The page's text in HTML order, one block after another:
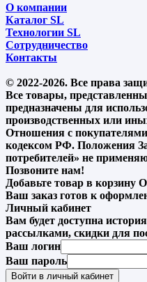
О компании
Каталог SL
Технологии SL
Сотрудничество
Контакты
© 2022-2026. Все права
Все товары,
предназначены для
производственных или
Отношения с
кодексом РФ. Положения
потребителей» не
Позвоните нам!
Добавьте товар в корзину
Ваш заказ готов к
Личный кабинет
Вам будет доступна
рассылками, скидки для
Ваш логин
Ваш пароль
Войти в личный кабинет